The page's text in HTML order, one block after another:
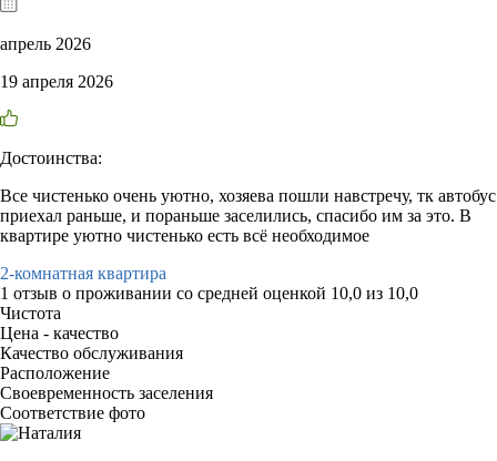
апрель 2026
19 апреля 2026
Достоинства:
Все чистенько очень уютно, хозяева пошли навстречу, тк автобус
приехал раньше, и пораньше заселились, спасибо им за это. В
квартире уютно чистенько есть всё необходимое
2-комнатная квартира
1 отзыв о проживании со средней оценкой 10,0 из 10,0
Чистота
Цена - качество
Качество обслуживания
Расположение
Своевременность заселения
Соответствие фото